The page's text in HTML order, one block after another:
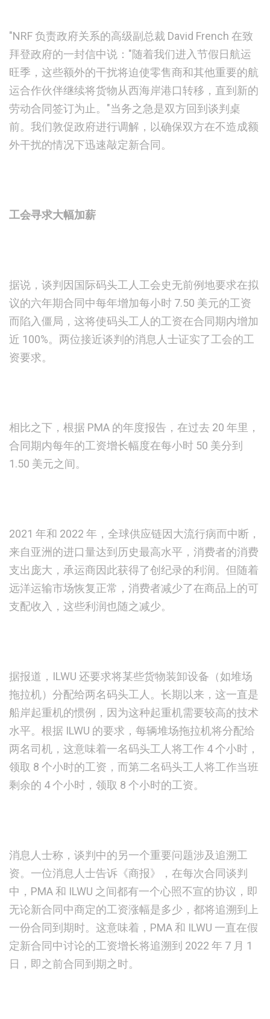
"NRF 负责政府关系的高级副总裁 David French 在致
拜登政府的一封信中说："随着我们进入节假日航运
旺季，这些额外的干扰将迫使零售商和其他重要的航
运合作伙伴继续将货物从西海岸港口转移，直到新的
劳动合同签订为止。"当务之急是双方回到谈判桌
前。我们敦促政府进行调解，以确保双方在不造成额
外干扰的情况下迅速敲定新合同。
工会寻求大幅加薪
据说，谈判因国际码头工人工会史无前例地要求在拟
议的六年期合同中每年增加每小时 7.50 美元的工资
而陷入僵局，这将使码头工人的工资在合同期内增加
近 100%。两位接近谈判的消息人士证实了工会的工
资要求。
相比之下，根据 PMA 的年度报告，在过去 20 年里，
合同期内每年的工资增长幅度在每小时 50 美分到
1.50 美元之间。
2021 年和 2022 年，全球供应链因大流行病而中断，
来自亚洲的进口量达到历史最高水平，消费者的消费
支出庞大，承运商因此获得了创纪录的利润。但随着
远洋运输市场恢复正常，消费者减少了在商品上的可
支配收入，这些利润也随之减少。
据报道，ILWU 还要求将某些货物装卸设备（如堆场
拖拉机）分配给两名码头工人。长期以来，这一直是
船岸起重机的惯例，因为这种起重机需要较高的技术
水平。根据 ILWU 的要求，每辆堆场拖拉机将分配给
两名司机，这意味着一名码头工人将工作 4 个小时，
领取 8 个小时的工资，而第二名码头工人将工作当班
剩余的 4 个小时，领取 8 个小时的工资。
消息人士称，谈判中的另一个重要问题涉及追溯工
资。一位消息人士告诉《商报》，在每次合同谈判
中，PMA 和 ILWU 之间都有一个心照不宣的协议，即
无论新合同中商定的工资涨幅是多少，都将追溯到上
一份合同到期时。这意味着，PMA 和 ILWU 一直在假
定新合同中讨论的工资增长将追溯到 2022 年 7 月 1
日，即之前合同到期之时。